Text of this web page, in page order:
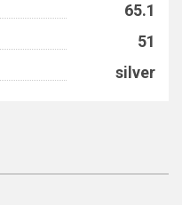
65.1
51
silver